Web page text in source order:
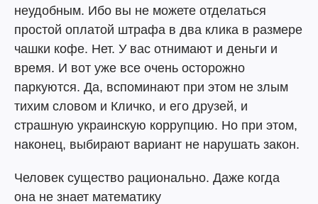
неудобным. Ибо вы не можете отделаться
простой оплатой штрафа в два клика в размере
чашки кофе. Нет. У вас отнимают и деньги и
время. И вот уже все очень осторожно
паркуются. Да, вспоминают при этом не злым
тихим словом и Кличко, и его друзей, и
страшную украинскую коррупцию. Но при этом,
наконец, выбирают вариант не нарушать закон.
Человек существо рационально. Даже когда
она не знает математику